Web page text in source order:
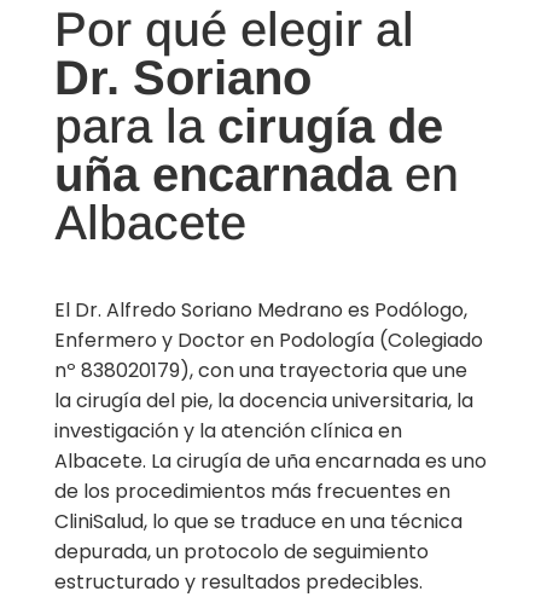
Por qué elegir al
Dr. Soriano
para la cirugía de
uña encarnadaen
Albacete
El Dr. Alfredo Soriano Medrano es Podólogo,
Enfermero y Doctor en Podología (Colegiado
nº 838020179), con una trayectoria que une
la cirugía del pie, la docencia universitaria, la
investigación y la atención clínica en
Albacete. La cirugía de uña encarnada es uno
de los procedimientos más frecuentes en
CliniSalud, lo que se traduce en una técnica
depurada, un protocolo de seguimiento
estructurado y resultados predecibles.